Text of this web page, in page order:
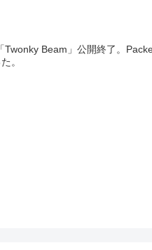
Beam」公開終了。
。